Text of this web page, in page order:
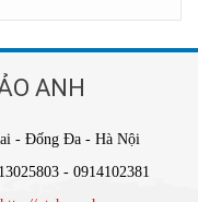
ANH
- Đống Đa - Hà Nội
- 0914102381